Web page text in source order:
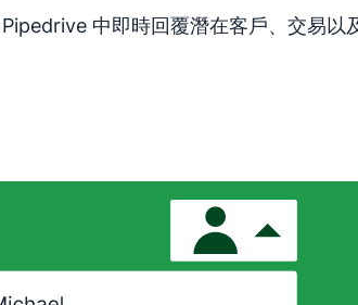
中即時回覆潛在客戶、交易以